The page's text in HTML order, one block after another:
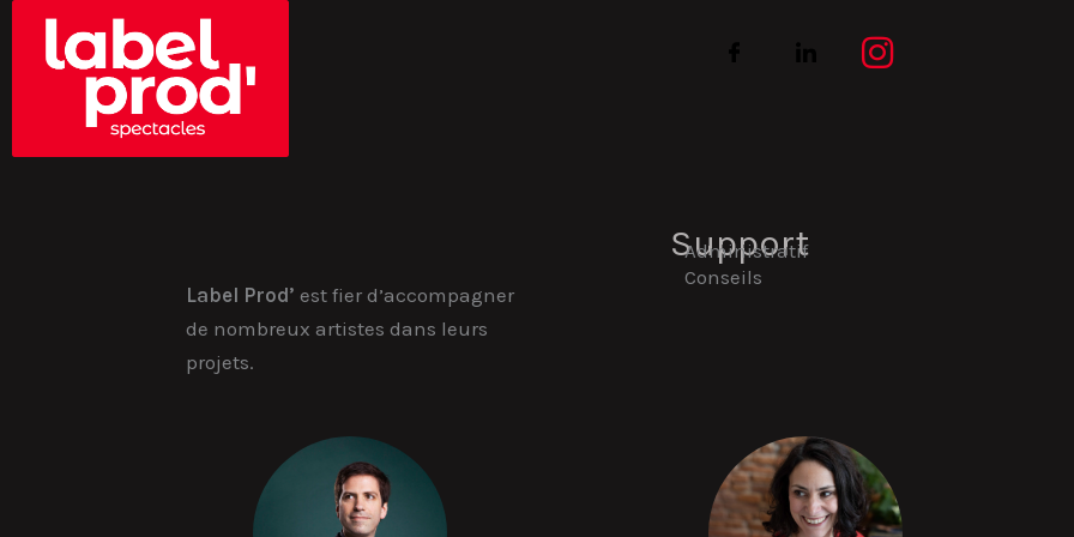
Label Prod’ est fier d’accompagner
de nombreux artistes dans leurs
projets.
Support
Administratif
Conseils